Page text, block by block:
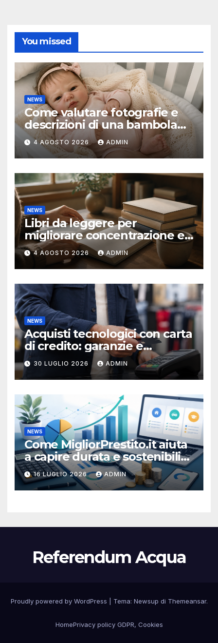
You missed
NEWS
Come valutare fotografie e
descrizioni di una bambola
reborn
4 AGOSTO 2026 ADMIN
NEWS
Libri da leggere per
migliorare concentrazione e
produttività
4 AGOSTO 2026 ADMIN
NEWS
Acquisti tecnologici con carta
di credito: garanzie e
protezioni
30 LUGLIO 2026 ADMIN
NEWS
Come MigliorPrestito.it aiuta
a capire durata e sostenibilità
della rata
16 LUGLIO 2026 ADMIN
Referendum Acqua
Proudly powered by WordPress Tema: Newsup di Themeansar.
HomePrivacy policy GDPR, Cookies